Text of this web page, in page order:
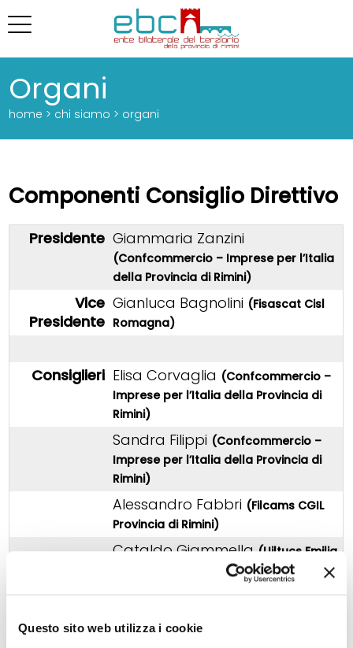
Questo sito web utilizza i cookie
Organi
home > chi siamo > organi
Componenti Consiglio Direttivo
Presidente Giammaria Zanzini
(Confcommercio – Imprese per l’Italia
della Provincia di Rimini)
Vice
Presidente
Gianluca Bagnolini (Fisascat Cisl
Romagna)
Consiglieri Elisa Corvaglia (Confcommercio –
Imprese per l’Italia della Provincia di
Rimini)
Sandra Filippi (Confcommercio –
Imprese per l’Italia della Provincia di
Rimini)
Alessandro Fabbri (Filcams CGIL
Provincia di Rimini)
Cataldo Giammella(Uiltucs Emilia